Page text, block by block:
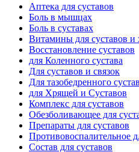
Аптека для суставов
Боль в мышцах
Боль в суставах
Витамины для суставов и
Восстановление суставов
для Коленного сустава
Для суставов и связок
Для тазобедренного
для Хрящей и Суставов
Комплекс для суставов
Обезболивающее для
Препараты для суставов
Противовоспалительное
Состав для суставов